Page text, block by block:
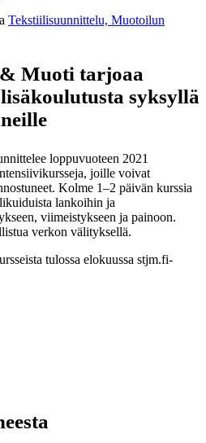
Tekstiilisuunnittelu, Muotoilun
Muoti tarjoaa
syksyllä
loppuvuoteen 2021
joille voivat
Kolme 1–2 päivän kurssia
lankoihin ja
viimeistykseen ja painoon.
verkon välityksellä.
tulossa elokuussa stjm.fi-